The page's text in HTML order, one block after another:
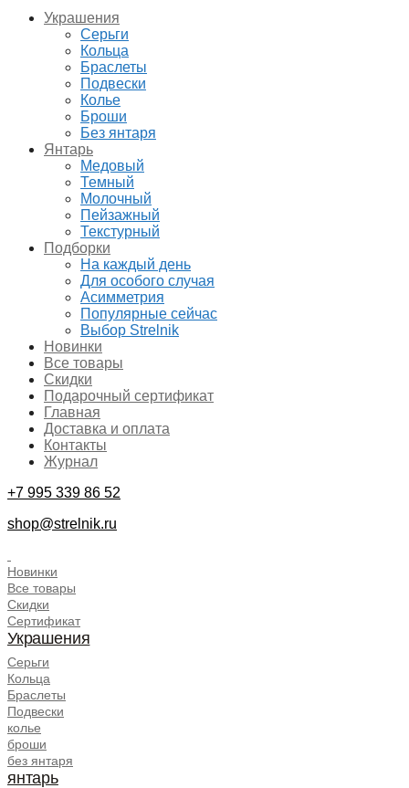
Украшения
Серьги
Кольца
Браслеты
Подвески
Колье
Броши
Без янтаря
Янтарь
Медовый
Темный
Молочный
Пейзажный
Текстурный
Подборки
На каждый день
Для особого случая
Асимметрия
Популярные сейчас
Выбор Strelnik
Новинки
Все товары
Скидки
Подарочный сертификат
Главная
Доставка и оплата
Контакты
Журнал
+7 995 339 86 52
shop@strelnik.ru
Новинки
Все товары
Скидки
Сертификат
Украшения
Серьги
Кольца
Браслеты
Подвески
колье
броши
без янтаря
янтарь